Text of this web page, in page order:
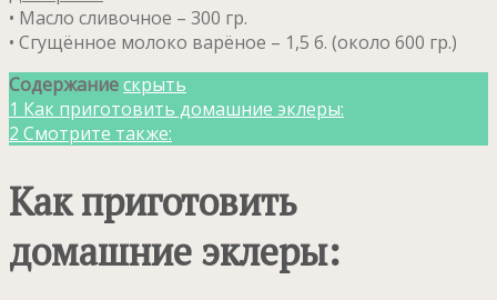
• Масло сливочное – 300 гр.
• Сгущённое молоко варёное – 1,5 б. (около 600 гр.)
Содержаниескрыть
1 Как приготовить домашние эклеры:
2 Смотрите также:
Как приготовить
домашние эклеры: